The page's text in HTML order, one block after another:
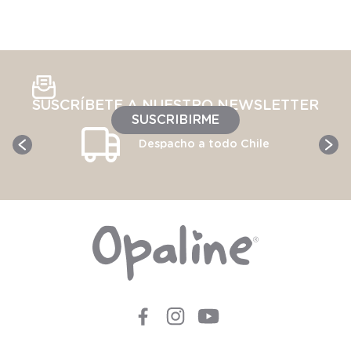
SUSCRÍBETE A NUESTRO NEWSLETTER
SUSCRIBIRME
Despacho a todo Chile